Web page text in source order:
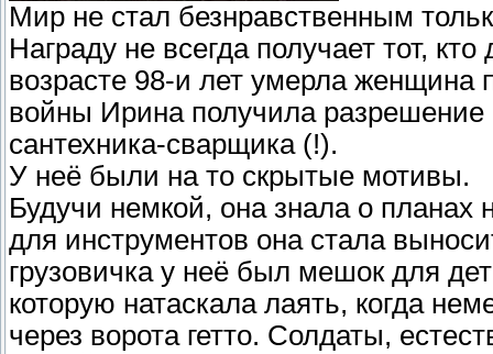
Мир не стал безнравственным
Награду не всегда получает тот,
возрасте 98-и лет умерла
войны Ирина получила разрешение
сантехника-сварщика (!).
У неё были на то скрытые мотивы.
Будучи немкой, она знала о планах
для инструментов она стала
грузовичка у неё был мешок для
которую натаскала лаять, когда
через ворота гетто. Солдаты,